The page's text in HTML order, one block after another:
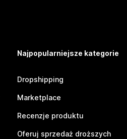
Najpopularniejsze kategorie
Dropshipping
Marketplace
Recenzje produktu
Oferuj sprzedaż droższych